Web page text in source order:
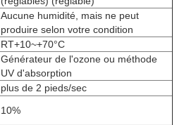
Aucune humidité, mais ne peut
produire selon votre condition
RT+10~+70°C
Générateur de l'ozone ou méthode
UV d'absorption
plus de 2 pieds/sec
10%